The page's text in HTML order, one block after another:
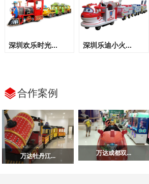
深圳欢乐时光... 深圳乐迪小火...
合作案例
万达牡丹江... 万达成都双...